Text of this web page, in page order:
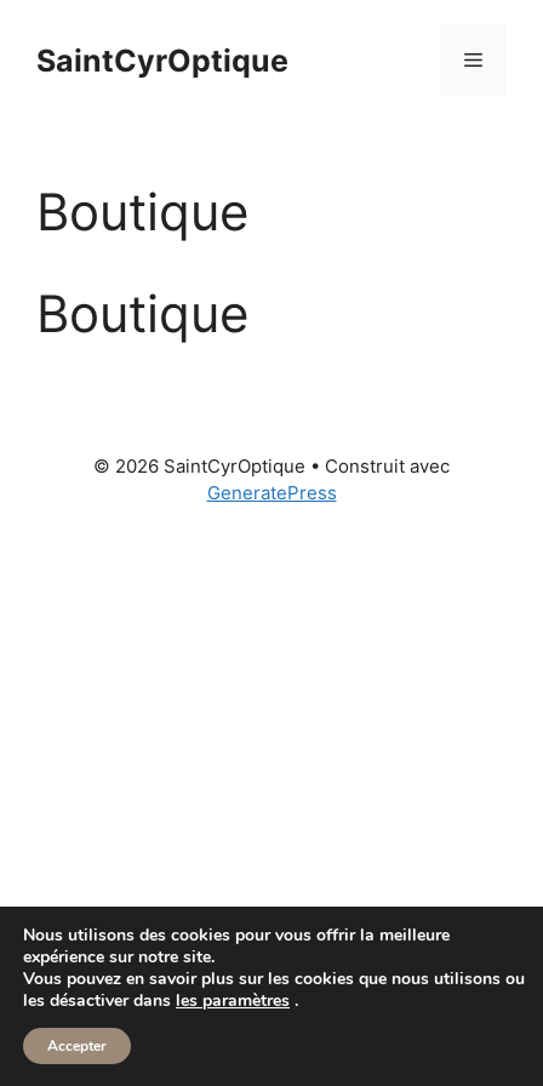
contenuSaintCyrOptique Menu
Boutique
Boutique
© 2026 SaintCyrOptique • Construit avec
GeneratePress
Nous utilisons des cookies pour vous offrir la meilleure
expérience sur notre site.
Vous pouvez en savoir plus sur les cookies que nous utilisons ou
les désactiver dans les paramètres .
Accepter